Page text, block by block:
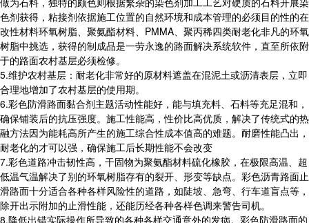
色剂获得，粘接剂依据施工位置的自然环境和成本管理的必须目的性的在
改性材料环氧树脂、聚氨酯材料、PMMA、聚丙稀四类耐老化非凡的环氧
树脂中挑选，获得的制成品是一劳永逸的路面解决系统软件，直至所依附
于的路面农村基层必须检修。
5.维护农村基层：耐老化非常好的原材料遮盖在混泥土或沥清表层，立即
合理地增加了农村基层的使用期。
6.彩色防滑路面黏合剂主题活动性能好，能与填充料、石料等充足混和，
确保铺装后的抗压强度。施工性能高，性价比高优质，解决了传统式的热
融方法因为能耗高所产生的施工综合性成本值高的难题。耐磨性能凸出，
耐老化的才可以强，确保施工后长期性能不会改变
7.彩色道路冲击韧性高，干固物为聚氨酯材料硫化橡胶，在极限高温、超
低温气温解决了别的环氧树脂存有的裂开、形变等缺点。彩色沥青路面止
滑路面十分适合各种各样风险性的道路，如陡坡、急弯、行车道盲点等，
除开出示附加的止滑性能，还能历经各种各样色调来警告司机。
8.降低出错实际操作所导致的各种各样交通意外的发病。彩色防滑路面的